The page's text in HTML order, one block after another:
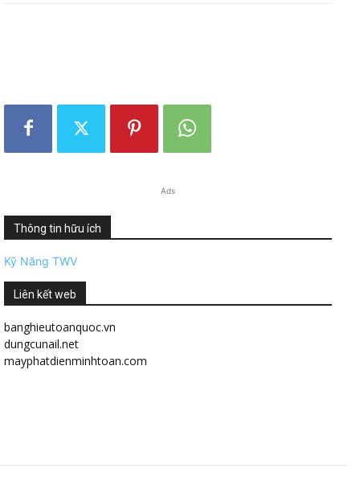
Ads
Thông tin hữu ích
Kỹ Năng TWV
Liên kết web
banghieutoanquoc.vn
dungcunail.net
mayphatdienminhtoan.com